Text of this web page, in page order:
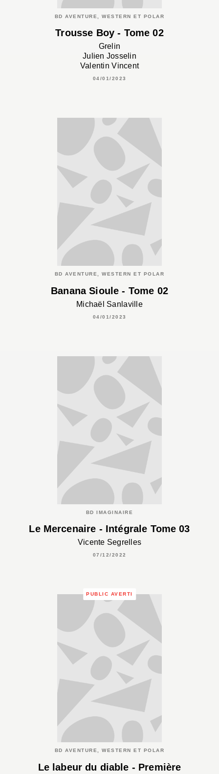
BD AVENTURE, WESTERN ET POLAR
Trousse Boy - Tome 02
Grelin
Julien Josselin
Valentin Vincent
04/01/2023
BD AVENTURE, WESTERN ET POLAR
Banana Sioule - Tome 02
Michaël Sanlaville
04/01/2023
BD IMAGINAIRE
Le Mercenaire - Intégrale Tome 03
Vicente Segrelles
07/12/2022
PUBLIC AVERTI
BD AVENTURE, WESTERN ET POLAR
Le labeur du diable - Première